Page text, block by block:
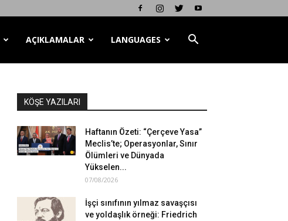
AÇIKLAMALAR LANGUAGES
KÖŞE YAZILARI
Haftanın Özeti: “Çerçeve Yasa”
Meclis’te; Operasyonlar, Sınır
Ölümleri ve Dünyada
Yükselen...
07/08/2026
İşçi sınıfının yılmaz savaşçısı
ve yoldaşlık örneği: Friedrich